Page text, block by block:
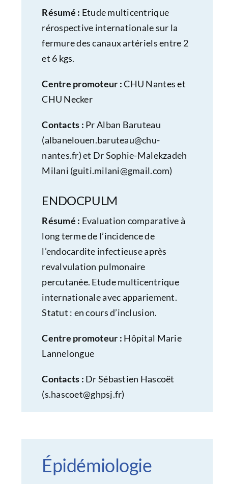
Résumé : Etude multicentrique
rérospective internationale sur la
fermure des canaux artériels entre 2
et 6 kgs.
Centre promoteur :CHU Nantes et
CHU Necker
Contacts : Pr Alban Baruteau
(albanelouen.baruteau@chu-
nantes.fr) et Dr Sophie-Malekzadeh
Milani (guiti.milani@gmail.com)
ENDOCPULM
Résumé : Evaluation comparative à
long terme de l’incidence de
l’endocardite infectieuse après
revalvulation pulmonaire
percutanée. Etude multicentrique
internationale avec appariement.
Statut : en cours d’inclusion.
Centre promoteur : Hôpital Marie
Lannelongue
Contacts : Dr Sébastien Hascoët
(s.hascoet@ghpsj.fr)
Épidémiologie